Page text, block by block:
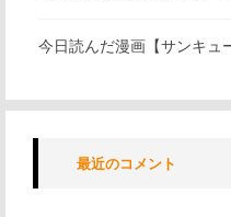
今日読んだ漫画【サンキュ
最近のコメント